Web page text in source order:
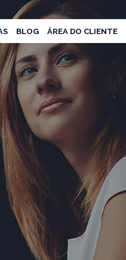
BLOG ÁREA DO CLIENTE